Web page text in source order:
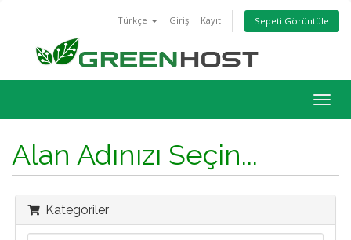
Türkçe Giriş Kayıt Sepeti Görüntüle
Alan Adınızı Seçin...
Kategoriler